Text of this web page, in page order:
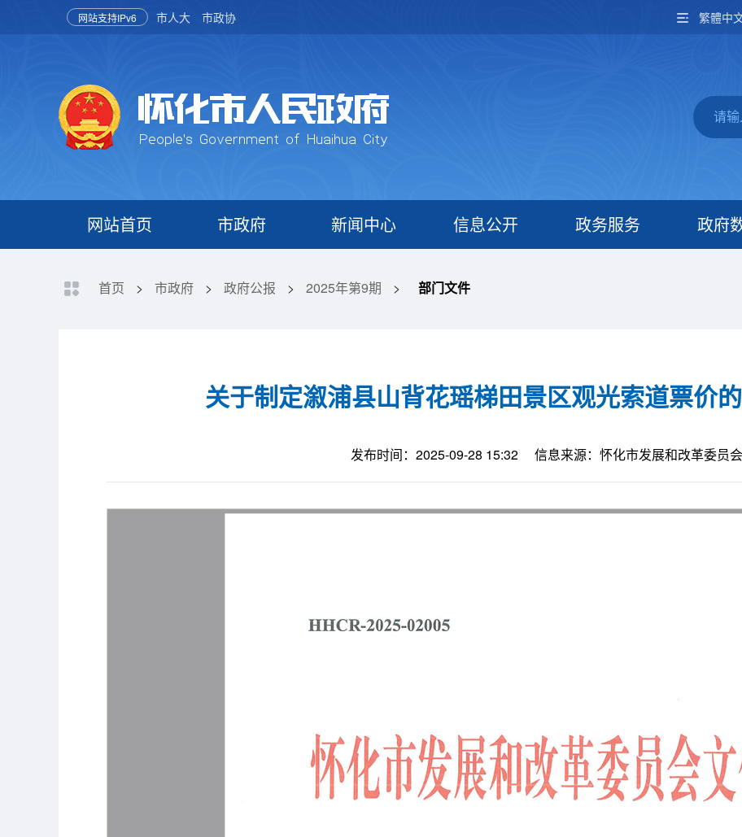
网站支持IPv6 市人大 市政协 繁體中
网站首页 市政府 新闻中心 信息公开 政务服务 政府
首页 > 市政府 > 政府公报 > 2025年第9期 > 部门文件
关于制定溆浦县山背花瑶梯田景区观光索道票价的
发布时间：2025-09-28 15:32 信息来源：怀化市发展和改革委员会